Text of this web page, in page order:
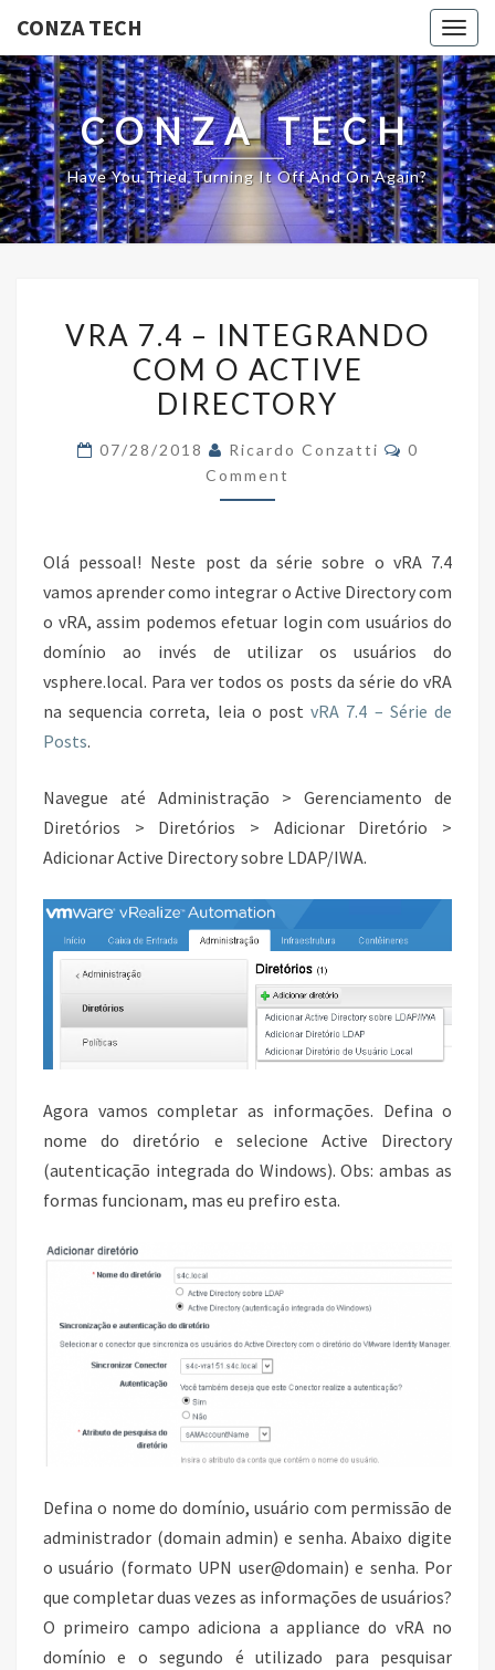
CONZA TECH
CONZA TECH
Have You Tried Turning It Off And On Again?
–
INTEGRANDO
O
VRA 7.4 – INTEGRANDO
COM O ACTIVE
DIRECTORY
07/28/2018 Ricardo Conzatti Comments
0
Comment
Olá pessoal! Neste post da série sobre o vRA 7.4
vamos aprender como integrar o Active Directory com
o vRA, assim podemos efetuar login com usuários do
domínio ao invés de utilizar os usuários do
vsphere.local. Para ver todos os posts da série do vRA
na sequencia correta, leia o postvRA 7.4 – Série de
Posts.
Navegue até Administração > Gerenciamento de
Diretórios > Diretórios > Adicionar Diretório >
Adicionar Active Directory sobre LDAP/IWA.
Agora vamos completar as informações. Defina o
nome do diretório e selecione Active Directory
(autenticação integrada do Windows). Obs: ambas as
formas funcionam, mas eu prefiro esta.
Defina o nome do domínio, usuário com permissão de
administrador (domain admin) e senha. Abaixo digite
o usuário (formato UPN user@domain) e senha. Por
que completar duas vezes as informações de usuários?
O primeiro campo adiciona a appliance do vRA no
domínio e o segundo é utilizado para pesquisar